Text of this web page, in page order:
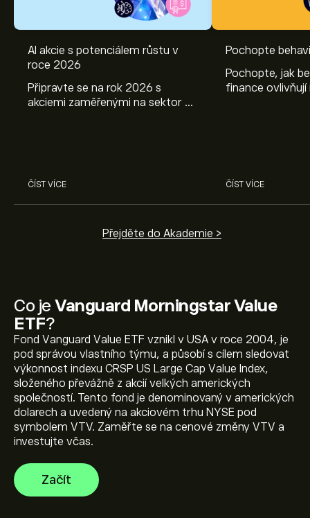
Co je Vanguard Morningstar Value
ETF?
Fond Vanguard Value ETF vznikl v USA v roce 2004, je
pod správou vlastního týmu, a působí s cílem sledovat
výkonnost indexu CRSP US Large Cap Value Index,
složeného převážně z akcií velkých amerických
společností. Tento fond je denominovaný v amerických
dolarech a uvedený na akciovém trhu NYSE pod
symbolem VTV. Zaměřte se na cenové změny VTV a
investujte včas.
Začít
AI akcie s potenciálem růstu v
roce 2026
Připravte se na rok 2026 s
akciemi zaměřenými na sektor AI.
ČÍST VÍCE
Pochopte
Pochopte, jak
finance
ČÍST VÍCE
Přejděte do Akademie >
Aktuální cena VTV je 224.31‎$‎
Dosavadní maximum Vanguard Morningstar Value ETF
je 225.00‎$‎
Vyberte časový rámec „1D“ nebo „1W“ na grafu eToro
Vanguard Morningstar Value ETF. Cena Vanguard
Morningstar Value ETF se za poslední rok pohybovala v
rozmezí 46.70‎$‎.
K nákupu VTV, navštivte stránku „Vanguard